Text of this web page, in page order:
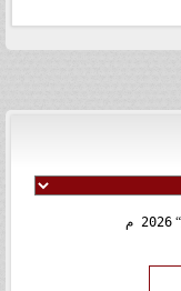
2026 م